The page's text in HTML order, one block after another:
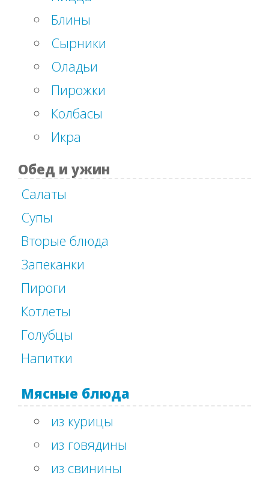
Блины
Сырники
Оладьи
Пирожки
Колбасы
Икра
Обед и ужин
Салаты
Супы
Вторые блюда
Запеканки
Пироги
Котлеты
Голубцы
Напитки
Мясные блюда
из курицы
из говядины
из свинины